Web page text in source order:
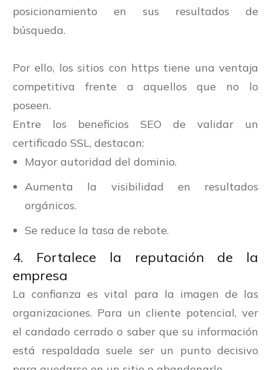
posicionamiento en sus resultados de
búsqueda.
Por ello, los sitios con https tiene una ventaja
competitiva frente a aquellos que no lo
poseen.
Entre los beneficios SEO de validar un
certificado SSL, destacan:
Mayor autoridad del dominio.
Aumenta la visibilidad en resultados
orgánicos.
Se reduce la tasa de rebote.
4. Fortalece la reputación de la
empresa
La confianza es vital para la imagen de las
organizaciones. Para un cliente potencial, ver
el candado cerrado o saber que su información
está respaldada suele ser un punto decisivo